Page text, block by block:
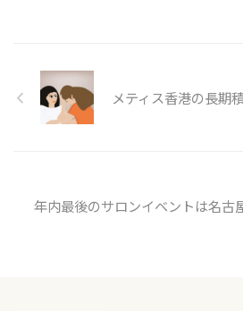
メティス香港の長期
年内最後のサロンイベントは名古